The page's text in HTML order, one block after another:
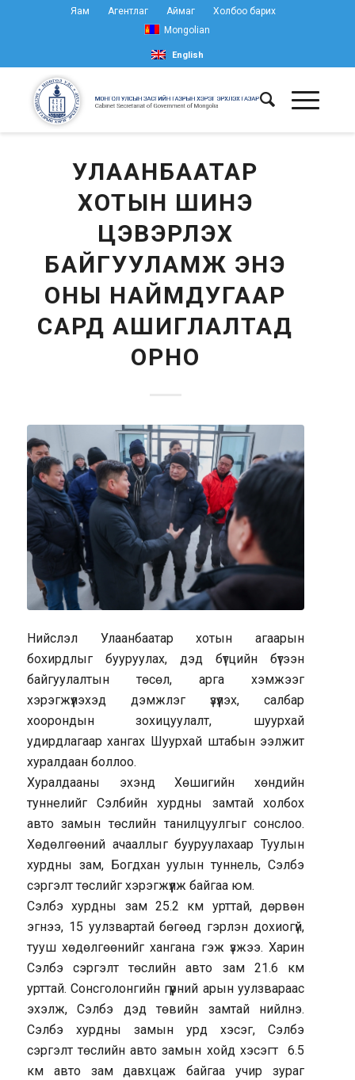
Яам Агентлаг Аймаг
Холбоо барих
Mongolian
English
УЛААНБААТАР
ХОТЫН ШИНЭ
ЦЭВЭРЛЭХ
БАЙГУУЛАМЖ ЭНЭ
ОНЫ НАЙМДУГААР
САРД АШИГЛАЛТАД
ОРНО
Нийслэл Улаанбаатар хотын агаарын
бохирдлыг бууруулах, дэд бүтцийн бүтээн
байгуулалтын төсөл, арга хэмжээг
хэрэгжүүлэхэд дэмжлэг үзүүлэх, салбар
хоорондын зохицуулалт, шуурхай
удирдлагаар хангах Шуурхай штабын ээлжит
хуралдаан боллоо.
Хуралдааны эхэнд Хөшигийн хөндийн
туннелийг Сэлбийн хурдны замтай холбох
авто замын төслийн танилцуулгыг сонслоо.
Хөдөлгөөний ачааллыг бууруулахаар Туулын
хурдны зам, Богдхан уулын туннель, Сэлбэ
сэргэлт төслийг хэрэгжүүлж байгаа юм.
Сэлбэ хурдны зам 25.2 км урттай, дөрвөн
эгнээ, 15 уулзвартай бөгөөд гэрлэн дохиогүй,
тууш хөдөлгөөнийг хангана гэж үзжээ. Харин
Сэлбэ сэргэлт төслийн авто зам 21.6 км
урттай. Сонсголонгийн гүүрний арын уулзвараас
эхэлж, Сэлбэ дэд төвийн замтай нийлнэ.
Сэлбэ хурдны замын урд хэсэг, Сэлбэ
сэргэлт төслийн авто замын хойд хэсэгт 6.5
км авто зам давхцаж байгаа учир зураг